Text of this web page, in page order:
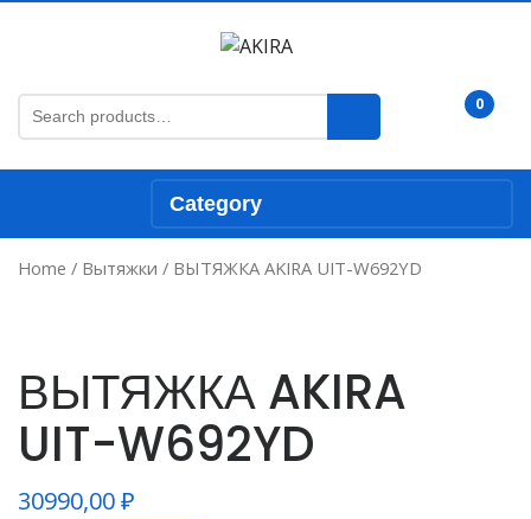
Search
for:
Cart
0
Category
Home / Вытяжки / ВЫТЯЖКА AKIRA UIT-W692YD
ВЫТЯЖКА AKIRA
UIT-W692YD
30990,00₽